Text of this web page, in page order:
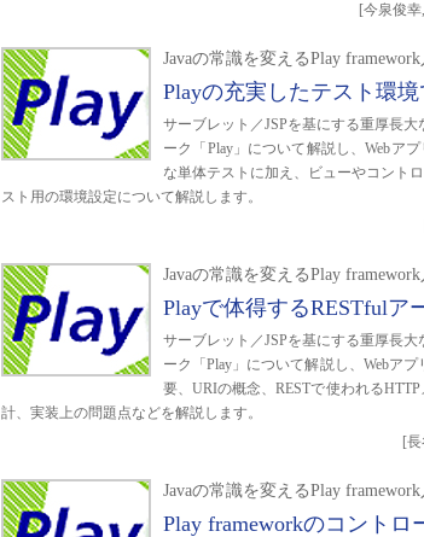
[今泉俊幸,
Javaの常識を変えるPlay framework
Playの充実したテスト環
サーブレット／JSPを基にする重厚長大
ーク「Play」について解説し、Webア
な単体テストに加え、ビューやコント
スト用の環境設定について解説します。
Javaの常識を変えるPlay framework
Playで体得するRESTfulア
サーブレット／JSPを基にする重厚長大
ーク「Play」について解説し、Webア
要、URIの概念、RESTで使われる
計、実装上の問題点などを解説します。
[
Javaの常識を変えるPlay framework
Play frameworkのコント